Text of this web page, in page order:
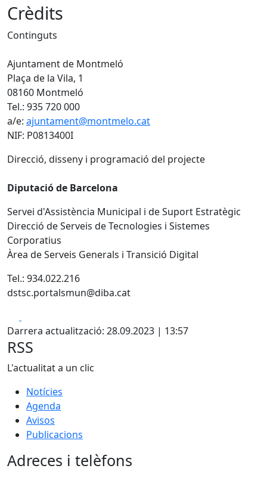
Crèdits
Continguts
Ajuntament de Montmeló
Plaça de la Vila, 1
08160 Montmeló
Tel.: 935 720 000
a/e: ajuntament@montmelo.cat
NIF: P0813400I
Direcció, disseny i programació del projecte
Diputació de Barcelona
Servei d'Assistència Municipal i de Suport Estratègic
Direcció de Serveis de Tecnologies i Sistemes
Corporatius
Àrea de Serveis Generals i Transició Digital
Tel.: 934.022.216
dstsc.portalsmun@diba.cat
Darrera actualització: 28.09.2023 | 13:57
RSS
L'actualitat a un clic
Notícies
Agenda
Avisos
Publicacions
Adreces i telèfons